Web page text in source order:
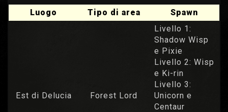
Luogo
Tipo di area Spawn
Est di Delucia Forest Lord
Livello 1:
Shadow Wisp
e Pixie
Livello 2: Wisp
e Ki-rin
Livello 3:
Unicorn e
Centaur